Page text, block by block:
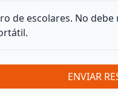
de escolares. No
ENVIAR